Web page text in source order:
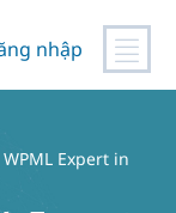
nhập
Expert in